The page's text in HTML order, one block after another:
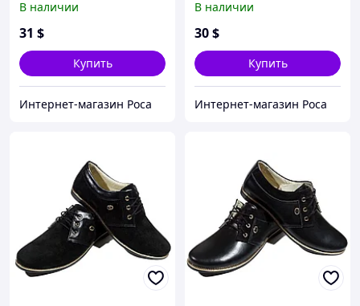
(6972) 39
В наличии
31 $
Купить
Интернет-магазин Роса
39
В наличии
30$
Купить
Интернет-магазин Роса